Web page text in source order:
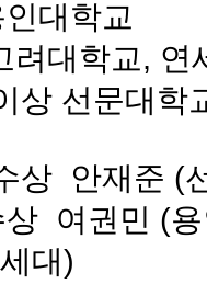
대학교
려대학교, 연
상 선문대학
상 안재준 (
상 여권민 (
대)